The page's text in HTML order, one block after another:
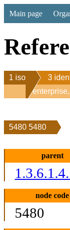
Main page
1 iso
3
1
5480 5480
parent
node code
5480